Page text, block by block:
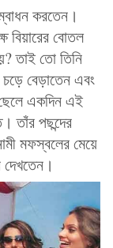
করতেন।
বিয়ারের বোতল
তাই তো তিনি
বেড়াতেন এবং
একদিন এই
তাঁর পছন্দের
মফস্বলের মেয়ে